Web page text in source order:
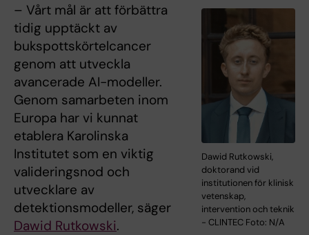
Dawid Rutkowski,
doktorand vid
institutionen för klinisk
vetenskap,
intervention och teknik
- CLINTEC Foto: N/A
– Vårt mål är att förbättra
tidig upptäckt av
bukspottskörtelcancer
genom att utveckla
avancerade AI-modeller.
Genom samarbeten inom
Europa har vi kunnat
etablera Karolinska
Institutet som en viktig
valideringsnod och
utvecklare av
detektionsmodeller, säger
Dawid Rutkowski.